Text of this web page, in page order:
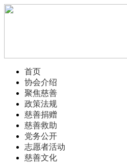
首页
协会介绍
聚焦慈善
政策法规
慈善捐赠
慈善救助
党务公开
志愿者活动
慈善文化